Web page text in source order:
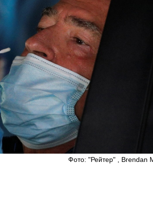
Фото: "Рейтер" , Brendan